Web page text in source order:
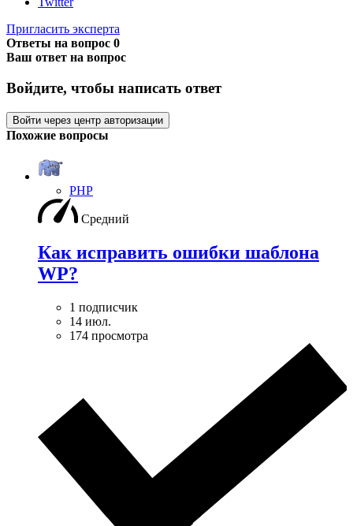
Пригласить эксперта
Ответы на вопрос 0
Ваш ответ на вопрос
Войдите, чтобы написать ответ
Войти через центр авторизации
Похожие вопросы
PHP
Средний
Как исправить ошибки шаблона
WP?
1 подписчик
14 июл.
174 просмотра